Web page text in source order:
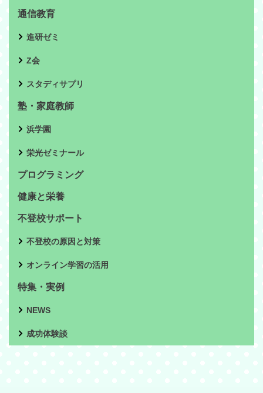
通信教育
進研ゼミ
Z会
スタディサプリ
塾・家庭教師
浜学園
栄光ゼミナール
プログラミング
健康と栄養
不登校サポート
不登校の原因と対策
オンライン学習の活用
特集・実例
NEWS
成功体験談